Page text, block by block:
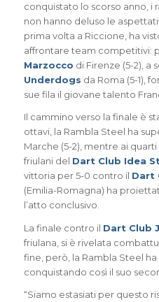
conquistato lo scorso anno, i
non hanno deluso le
prima volta a Riccione, ha
affrontare team competitivi:
Marzocco di Firenze (5-2), a
Underdogs da Roma (5-1),
sue fila il giovane talento
Il cammino verso la finale è
ottavi, la Rambla Steel ha
Marche (5-2), mentre ai
friulani del Dart Club Idea
vittoria per 5-0 contro il Dart
(Emilia-Romagna) ha
l’atto conclusivo.
La finale contro il Dart Club
friulana, si è rivelata
fine, però, la Rambla Steel ha
conquistando così il suo
“Siamo estasiati per questo